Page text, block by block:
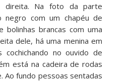
direita. Na foto da parte
negro com um chapéu de
bolinhas brancas com uma
dele, há uma menina em
cochichando no ouvido de
está na cadeira de rodas
Ao fundo pessoas sentadas